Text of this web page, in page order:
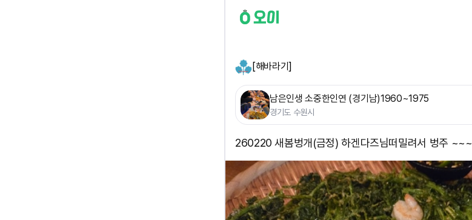
[해바라기]
남은인생 소중한인연 (경기남)1960~1975
경기도 수원시
260220 새봄벙개(금정) 하겐다즈님떠밀려서 벙주 ~~~ ​